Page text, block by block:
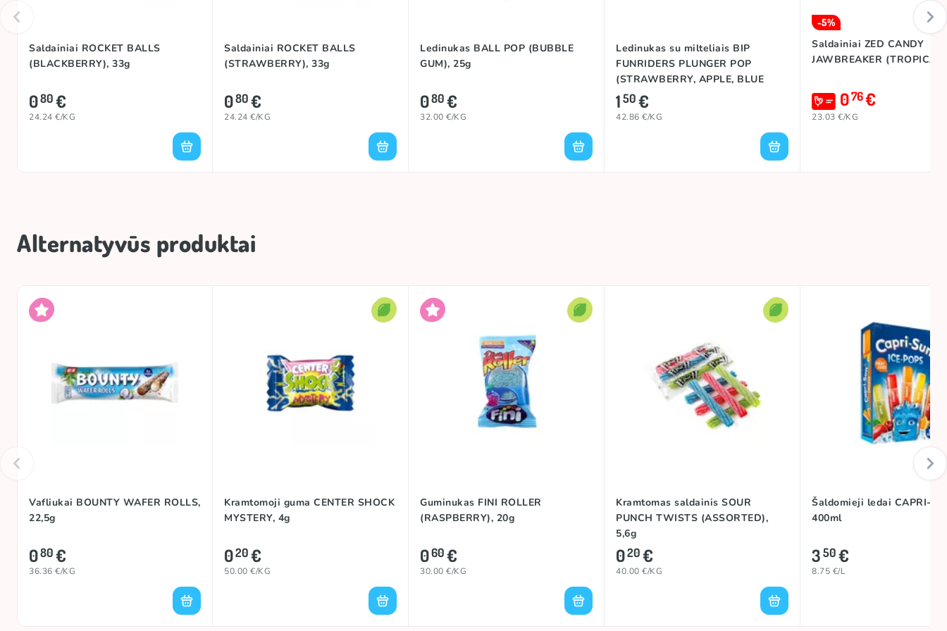
Saldainiai ROCKET BALLS
(BLACKBERRY), 33g
080€
24.24 €/KG
Saldainiai ROCKET BALLS
(STRAWBERRY), 33g
080€
24.24 €/KG
Ledinukas BALL POP (BUBBLE
GUM), 25g
080€
32.00 €/KG
Ledinukas su milteliais BIP
FUNRIDERS PLUNGER POP
(STRAWBERRY, APPLE, BLUE
RAZZ), 35g
150€
42.86 €/KG
-5%
Saldainiai ZED CANDY
JAWBREAKER
076€
23.03 €/KG
Alternatyvūs produktai
Vafliukai BOUNTY WAFER ROLLS,
22,5g
080€
36.36 €/KG
Kramtomoji guma CENTER SHOCK
MYSTERY, 4g
020€
50.00 €/KG
Guminukas FINI ROLLER
(RASPBERRY), 20g
060€
30.00 €/KG
Kramtomas saldainis SOUR
PUNCH TWISTS (ASSORTED),
5,6g
020€
40.00 €/KG
Šaldomieji ledai CAPRI-
400ml
350€
8.75 €/L